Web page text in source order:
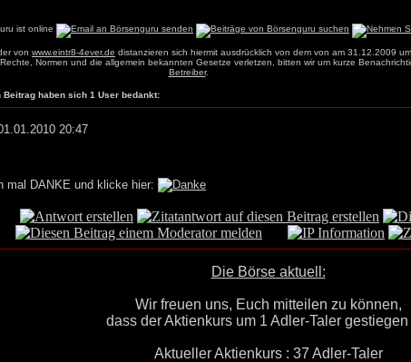
von www.eintr8-4ever.de distanzieren sich hiermit ausdrücklich von dem von am 31.12.2009
Normen und die allgemein bekannten Gesetze verletzen, bitten wir um kurze
Betreiber.
Beitrag haben sich 1 User bedankt:
20:47
mal DANKE und klicke hier:
Die Börse aktuell:
Wir freuen uns, Euch mitteilen zu können,
dass der Aktienkurs um 1 Adler-Taler gestiegen
Aktueller Aktienkurs : 37 Adler-Taler